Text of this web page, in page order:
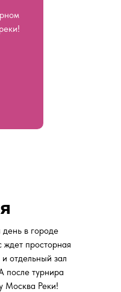
в городе
просторная
отдельный зал
после турнира
Москва Реки!